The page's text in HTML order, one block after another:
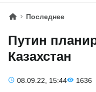
Последнее
Путин
Казахстан
08.09.22, 15:44 1636